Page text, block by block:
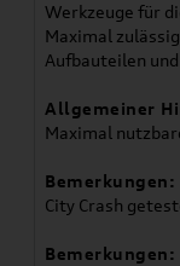
Werkzeuge für
Maximal
Aufbauteilen
Allgemeiner
Maximal
Bemerkungen:
City Crash
Bemerkungen: